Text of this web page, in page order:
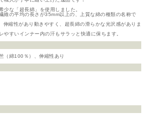
少な「超長綿」を使用しました。
維の平均の長さが35mm以上の、上質な綿の種類の名称で
伸縮性があり動きやすく、超長綿の滑らかな光沢感がありま
やすいインナー内の汗もサラッと快適に保ちます。
（綿100％）、伸縮性あり